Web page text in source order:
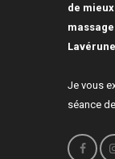
de
Je vous
séance